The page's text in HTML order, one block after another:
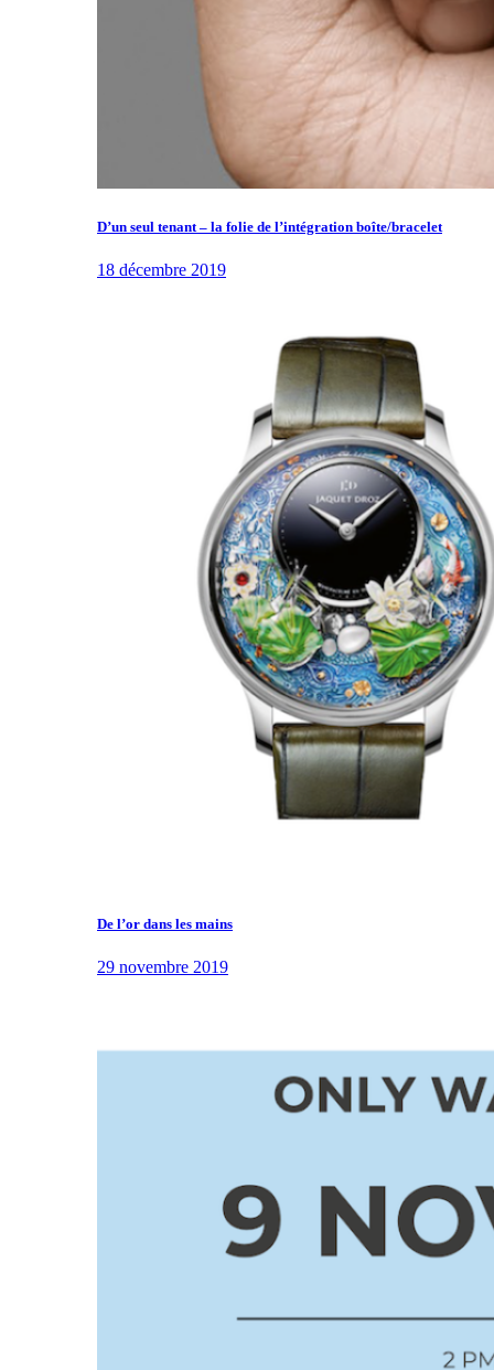
D’un seul tenant – la folie de l’intégration boîte/bracelet
18 décembre 2019
De l’or dans les mains
29 novembre 2019